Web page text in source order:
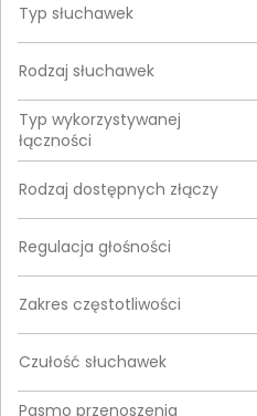
Typ słuchawek
Rodzaj słuchawek
Typ wykorzystywanej
łączności
Rodzaj dostępnych złączy
Regulacja głośności
Zakres częstotliwości
Czułość słuchawek
Pasmo przenoszenia